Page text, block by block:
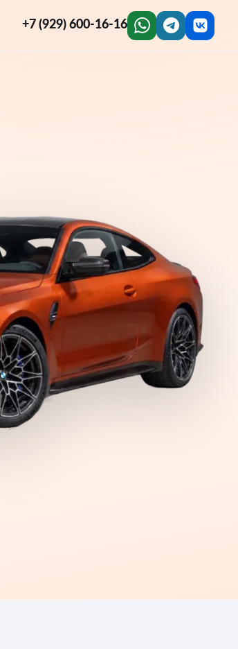
+7 (929) 600-16-16